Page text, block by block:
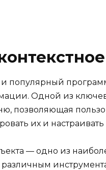
популярный
Одной из
позволяющая
их и
— одно из
различным